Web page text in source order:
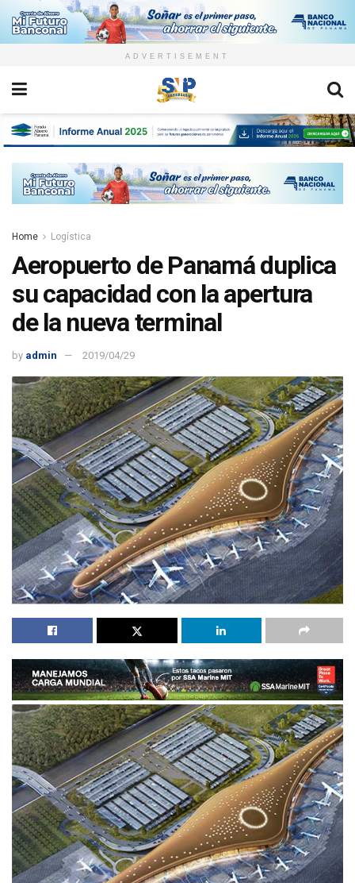
ADVERTISEMENT
Home Logística
Aeropuerto de Panamá duplica
su capacidad con la apertura
de la nueva terminal
by admin 2019/04/29